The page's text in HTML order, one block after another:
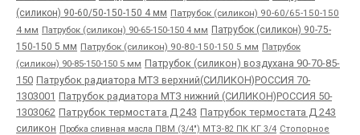
(силикон) 90-60/50-150-150 4 мм Патрубок (силикон) 90-60/65-150-150
4 мм Патрубок (силикон) 90-65-150-150 4 мм Патрубок (силикон) 90-75-
150-150 5 мм Патрубок (силикон) 90-80-150-150 5 мм Патрубок
(силикон) 90-85-150-150 5 мм Патрубок (силикон) воздухана 90-70-85-
150 Патрубок радиатора МТЗ верхний(СИЛИКОН)РОССИЯ 70-
1303001 Патрубок радиатора МТЗ нижний (СИЛИКОН)РОССИЯ 50-
1303062 Патрубок термостата Д 243 Патрубок термостата Д 243
силикон Пробка сливная масла ПВМ (3/4") МТЗ-82 ПК КГ 3/4 Стопорное